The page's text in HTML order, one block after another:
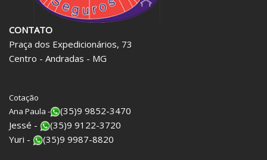
CONTATO
Praça dos Expedicionários, 73
Centro - Andradas - MG
Cotação
Ana Paula -
(35)9 9852-3470
Jessé -
(35)9 9122-3720
Yuri -
(35)9 9987-8820